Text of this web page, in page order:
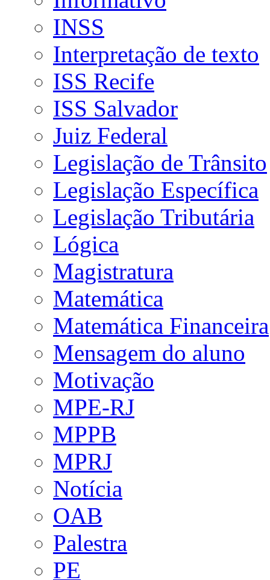
INSS
Interpretação de texto
ISS Recife
ISS Salvador
Juiz Federal
Legislação de Trânsito
Legislação Específica
Legislação Tributária
Lógica
Magistratura
Matemática
Matemática Financeira
Mensagem do aluno
Motivação
MPE-RJ
MPPB
MPRJ
Notícia
OAB
Palestra
PE